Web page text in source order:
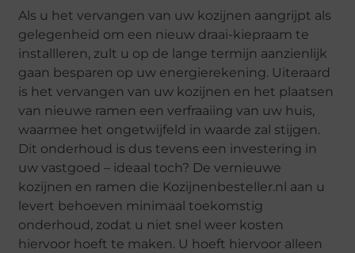
Als u het vervangen van uw kozijnen aangrijpt als
gelegenheid om een nieuw draai-kiepraam te
installleren, zult u op de lange termijn aanzienlijk
gaan besparen op uw energierekening. Uiteraard
is het vervangen van uw kozijnen en het plaatsen
van nieuwe ramen een verfraaiing van uw huis,
waarmee het ongetwijfeld in waarde zal stijgen.
Dit onderhoud is dus tevens een investering in
uw vastgoed – ideaal toch? De vernieuwe
kozijnen en ramen die Kozijnenbesteller.nl aan u
levert behoeven minimaal toekomstig
onderhoud, zodat u niet snel weer kosten
hiervoor hoeft te maken. U hoeft hiervoor alleen